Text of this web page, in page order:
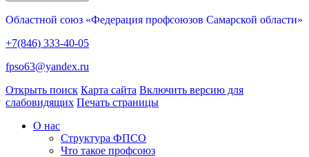
Областной союз «Федерация профсоюзов Самарской области»
+7(846) 333-40-05
fpso63@yandex.ru
Открыть поиск Карта сайта Включить версию для
слабовидящих Печать страницы
О нас
Структура ФПСО
Что такое профсоюз